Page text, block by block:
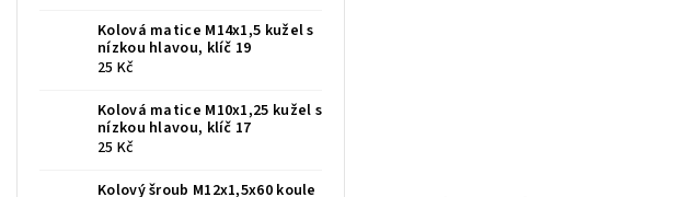
Kolová matice M14x1,5 kužel s
nízkou hlavou, klíč 19
25 Kč
Kolová matice M10x1,25 kužel s
nízkou hlavou, klíč 17
25 Kč
Kolový šroub M12x1,5x60 koule